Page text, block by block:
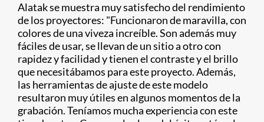
Alatak se muestra muy satisfecho del rendimiento
de los proyectores: "Funcionaron de maravilla, con
colores de una viveza increíble. Son además muy
fáciles de usar, se llevan de un sitio a otro con
rapidez y facilidad y tienen el contraste y el brillo
que necesitábamos para este proyecto. Además,
las herramientas de ajuste de este modelo
resultaron muy útiles en algunos momentos de la
grabación. Teníamos mucha experiencia con este